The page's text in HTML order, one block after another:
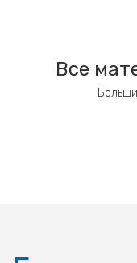
Все